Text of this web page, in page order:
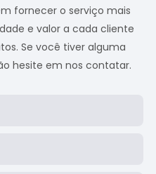
fornecer o serviço mais
e valor a cada cliente
Se você tiver alguma
hesite em nos contatar.